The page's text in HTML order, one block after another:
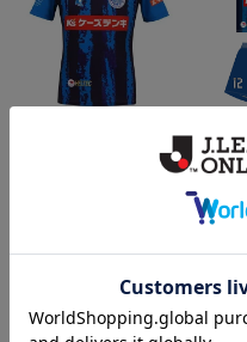
キッズ
t
5,500円
トピックス
こだわりのデザ